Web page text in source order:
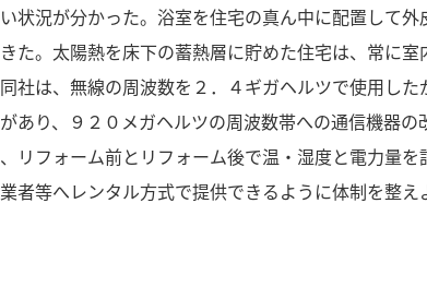
状況が分かった。浴室を住宅の真ん中に配置して
た。太陽熱を床下の蓄熱層に貯めた住宅は、常に
社は、無線の周波数を２．４ギガヘルツで使用し
あり、９２０メガヘルツの周波数帯への通信機器
リフォーム前とリフォーム後で温・湿度と電力量
者等へレンタル方式で提供できるように体制を整え